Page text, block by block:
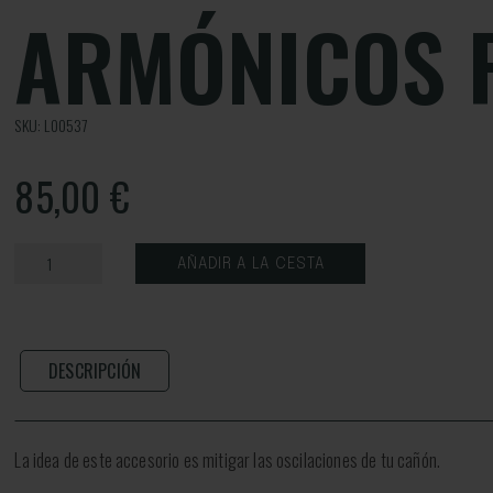
ARMÓNICOS
SKU: L00537
85,00 €
AÑADIR A LA CESTA
DESCRIPCIÓN
La idea de este accesorio es mitigar las oscilaciones de tu cañón.